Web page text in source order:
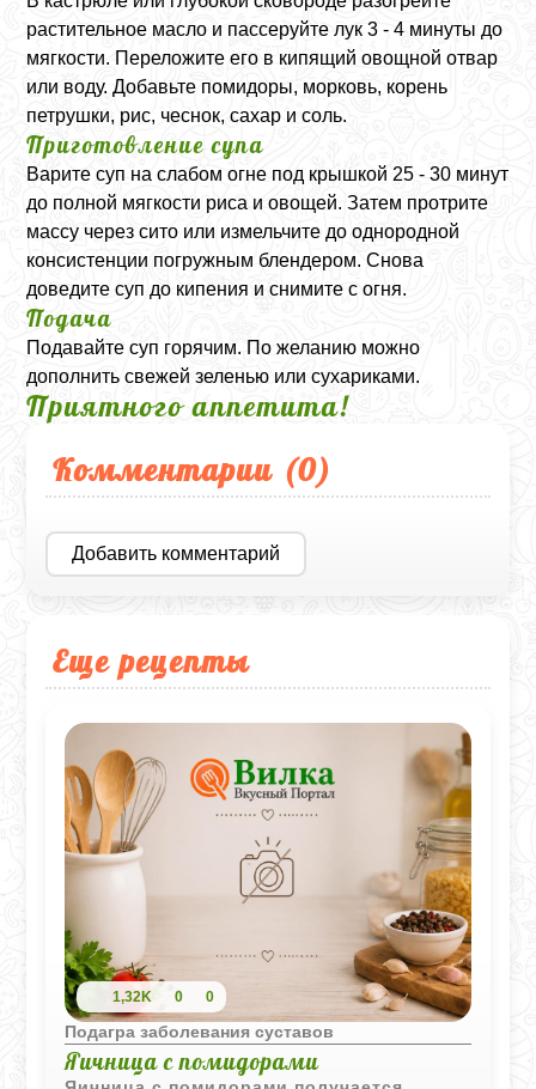
растительное масло и пассеруйте лук 3 - 4 минуты до
мягкости. Переложите его в кипящий овощной отвар
или воду. Добавьте помидоры, морковь, корень
петрушки, рис, чеснок, сахар и соль.
Приготовление супа
Варите суп на слабом огне под крышкой 25 - 30 минут
до полной мягкости риса и овощей. Затем протрите
массу через сито или измельчите до однородной
консистенции погружным блендером. Снова
доведите суп до кипения и снимите с огня.
Подача
Подавайте суп горячим. По желанию можно
дополнить свежей зеленью или сухариками.
Приятного аппетита!
Комментарии (0)
Добавить комментарий
Еще рецепты
1,32K 0 0
Подагра заболевания суставов
Яичница с помидорами